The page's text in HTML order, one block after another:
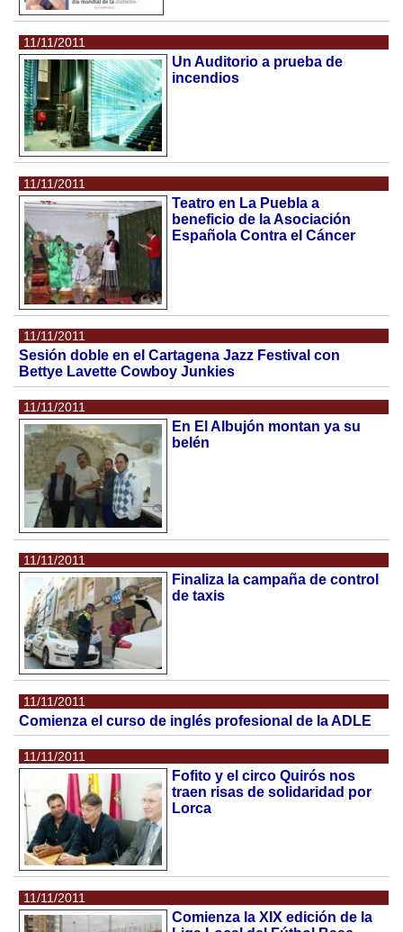
11/11/2011
Un Auditorio a prueba de
incendios
11/11/2011
Teatro en La Puebla a
beneficio de la Asociación
Española Contra el Cáncer
11/11/2011
Sesión doble en el Cartagena Jazz Festival con
Bettye Lavette Cowboy Junkies
11/11/2011
En El Albujón montan ya su
belén
11/11/2011
Finaliza la campaña de control
de taxis
11/11/2011
Comienza el curso de inglés profesional de la ADLE
11/11/2011
Fofito y el circo Quirós nos
traen risas de solidaridad por
Lorca
11/11/2011
Comienza la XIX edición de la